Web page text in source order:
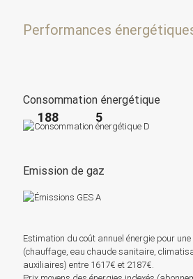
Performances
Consommation énergétique
188 5
Emission de gaz
Estimation du coût annuel énergie pour
(chauffage, eau chaude sanitaire,
auxiliaires) entre 1617€ et 2187€.